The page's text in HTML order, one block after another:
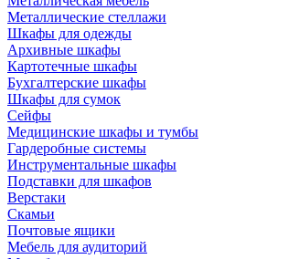
Металлические стеллажи
Шкафы для одежды
Архивные шкафы
Картотечные шкафы
Бухгалтерские шкафы
Шкафы для сумок
Сейфы
Медицинские шкафы и тумбы
Гардеробные системы
Инструментальные шкафы
Подставки для шкафов
Верстаки
Скамьи
Почтовые ящики
Мебель для аудиторий